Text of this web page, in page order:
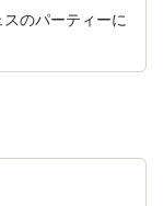
のパーティーに